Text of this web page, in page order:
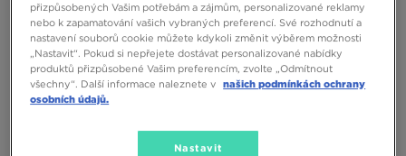
přizpůsobených Vašim potřebám a zájmům, personalizované reklamy
nebo k zapamatování vašich vybraných preferencí. Své rozhodnutí a
nastavení souborů cookie můžete kdykoli změnit výběrem možnosti
„Nastavit“. Pokud si nepřejete dostávat personalizované nabídky
produktů přizpůsobené Vašim preferencím, zvolte „Odmítnout
všechny“. Další informace naleznete v našich podmínkách ochrany
osobních údajů.
Nastavit